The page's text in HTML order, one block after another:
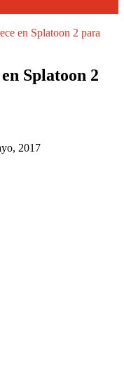
en Splatoon 2 para
Splatoon 2
2017